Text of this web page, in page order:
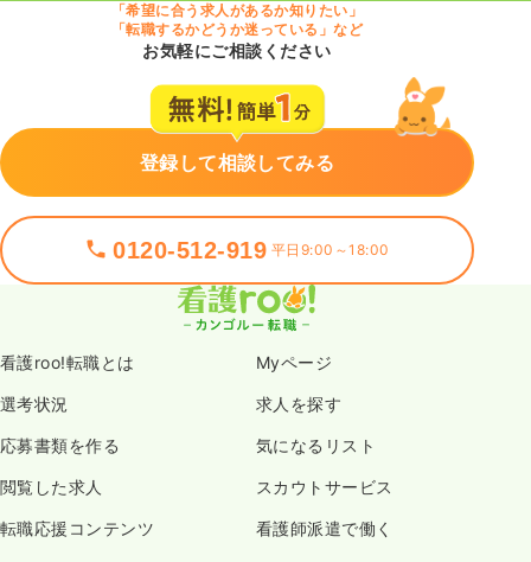
「希望に合う求人があるか知りたい」
「転職するかどうか迷っている」など
お気軽にご相談ください
登録して相談してみる
0120-512-919 平日9:00～18:00
看護roo!転職とは Myページ
選考状況 求人を探す
応募書類を作る 気になるリスト
閲覧した求人 スカウトサービス
転職応援コンテンツ 看護師派遣で働く